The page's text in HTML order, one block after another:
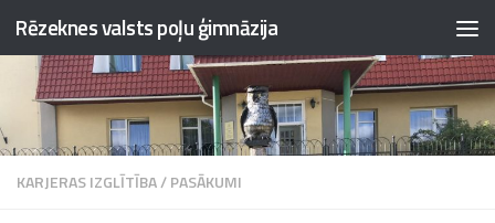
Skip to content
Rēzeknes valsts poļu ģimnāzija
KARJERAS IZGLĪTĪBA/PASĀKUMI